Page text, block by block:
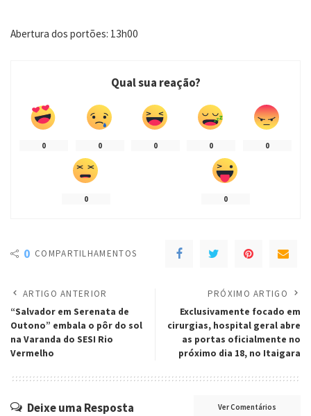
Abertura dos portões: 13h00
Qual sua reação?
0 0 0 0 0
0 0
0 COMPARTILHAMENTOS
ARTIGO ANTERIOR
“Salvador em Serenata de
Outono” embala o pôr do sol
na Varanda do SESI Rio
Vermelho
PRÓXIMO ARTIGO
Exclusivamente focado em
cirurgias, hospital geral abre
as portas oficialmente no
próximo dia 18, no Itaigara
Deixe uma Resposta Ver Comentários